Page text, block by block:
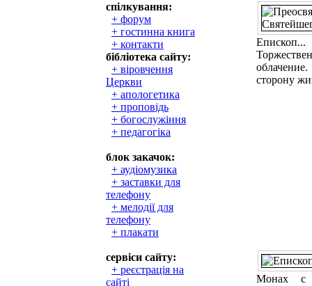
спілкування:
+ форум
+ гостинна книга
+ контакти
бібліотека сайту:
+ віровчення
Церкви
+ апологетика
+ проповідь
+ богослужіння
+ педагогіка
блок закачок:
+ аудіомузика
+ заставки для
телефону
+ мелодії для
телефону
+ плакати
сервіси сайту:
+ реєстрація на
сайті
сторону
Монах с